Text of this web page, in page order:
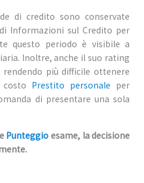
di credito sono conservate
Informazioni sul Credito per
questo periodo è visibile a
Inoltre, anche il suo rating
più difficile ottenere
costo Prestito personale per
di presentare una sola
Punteggio esame, la decisione